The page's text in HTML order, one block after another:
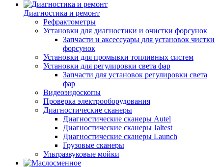
Диагностика и ремонт
Рефрактометры
Установки для диагностики и очистки форсунок
Запчасти и аксессуары для установок чистки
форсунок
Установки для промывки топливных систем
Установки для регулировки света фар
Запчасти для установок регулировки света
фар
Видеоэндоскопы
Проверка электрооборудования
Диагностические сканеры
Диагностические сканеры Autel
Диагностические сканеры Jaltest
Диагностические сканеры Launch
Грузовые сканеры
Ультразвуковые мойки